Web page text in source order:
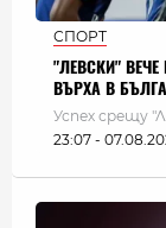
СПОРТ
"ЛЕВСКИ"
ВЪРХА В
Успех срещу
23:07 -